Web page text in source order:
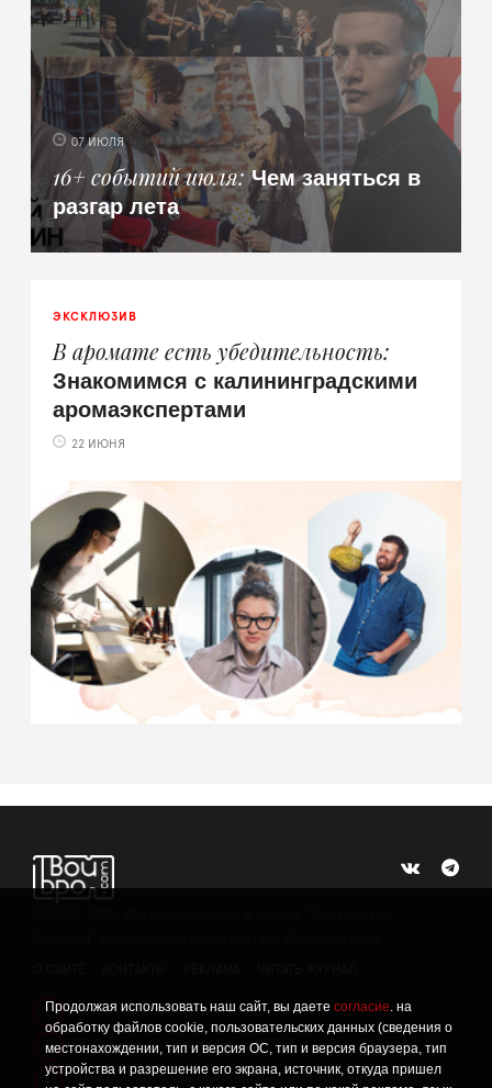
Продолжая использовать наш сайт, вы даете согласие. на
обработку файлов cookie, пользовательских данных (сведения о
местонахождении, тип и версия ОС, тип и версия браузера, тип
устройства и разрешение его экрана, источник, откуда пришел
07 ИЮЛЯ
16+ событий июля Чем заняться в
разгар лета
ЭКСКЛЮЗИВ
В аромате есть убедительность
Знакомимся с калининградскими
аромаэкспертами
22 ИЮНЯ
! Политика конфиденциальности
! Информация о проведении СОУТ
Данный сайт не предназначен для просмотра лицам